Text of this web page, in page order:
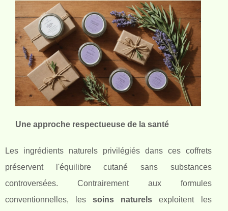
Une approche respectueuse de la santé
Les ingrédients naturels privilégiés dans ces coffrets
préservent l'équilibre cutané sans substances
controversées. Contrairement aux formules
conventionnelles, lessoins naturels exploitent les